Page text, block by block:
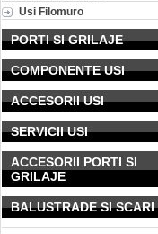
Usi Filomuro
PORTI SI GRILAJE
COMPONENTE USI
ACCESORII USI
SERVICII USI
ACCESORII PORTI SI
GRILAJE
BALUSTRADE SI SCARI